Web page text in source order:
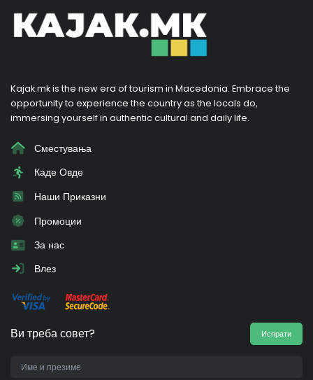
Kajak.mk is the new era of tourism in Macedonia. Embrace the
opportunity to experience the country as the locals do,
immersing yourself in authentic cultural and daily life.
Сместувања
Каде Овде
Наши Приказни
Промоции
За нас
Влез
Ви треба совет? Испрати